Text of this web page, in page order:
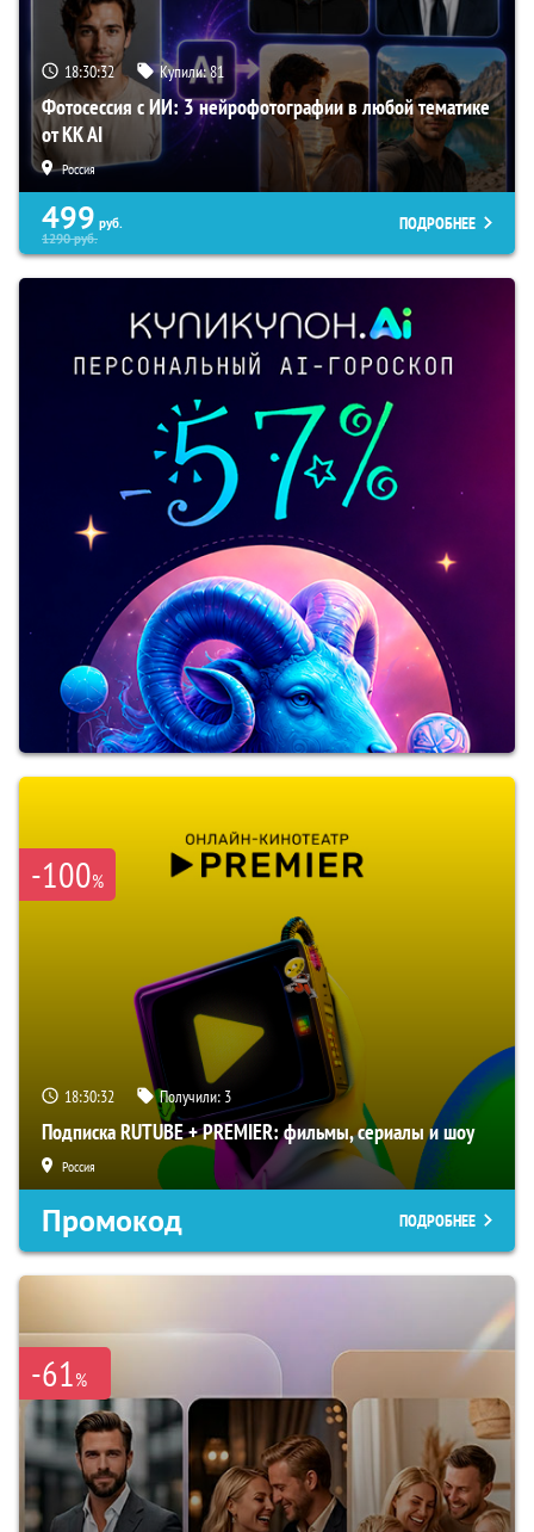
18:30:31 Купили:81
Фотосессия с ИИ: 3 нейрофотографии в любой тематике
от KK AI
Россия
499 руб.
1290руб.
ПОДРОБНЕЕ
-100%
18:30:31 Получили: 3
Подписка RUTUBE + PREMIER: фильмы, сериалы и шоу
Россия
Промокод ПОДРОБНЕЕ
-61%